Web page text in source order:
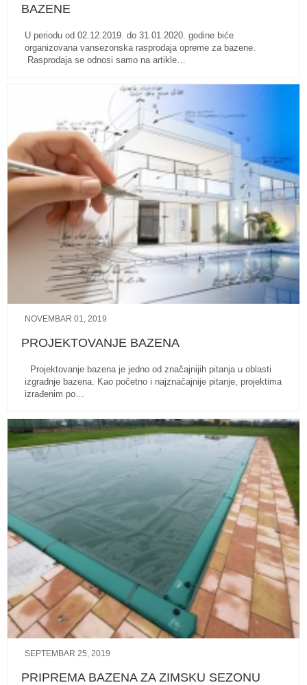
BAZENE
U periodu od 02.12.2019. do 31.01.2020. godine biće
organizovana vansezonska rasprodaja opreme za bazene.
Rasprodaja se odnosi samo na artikle…
NOVEMBAR 01, 2019
PROJEKTOVANJE BAZENA
Projektovanje bazena je jedno od značajnijih pitanja u oblasti
izgradnje bazena. Kao početno i najznačajnije pitanje, projektima
izrađenim po…
SEPTEMBAR 25, 2019
PRIPREMA BAZENA ZA ZIMSKU SEZONU